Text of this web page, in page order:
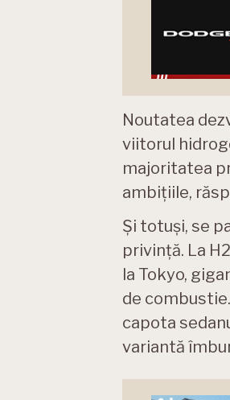
Noutatea
viitorul
majoritatea
ambițiile,
Și totuși, se
privință. La
la Tokyo,
de
capota
variantă